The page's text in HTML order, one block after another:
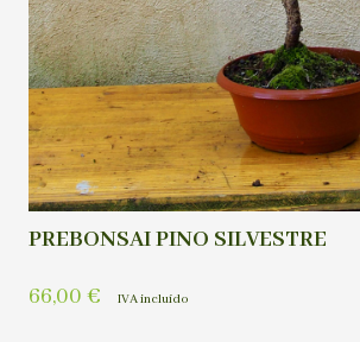
PREBONSAI PINO SILVESTRE
66,00 € IVA incluído